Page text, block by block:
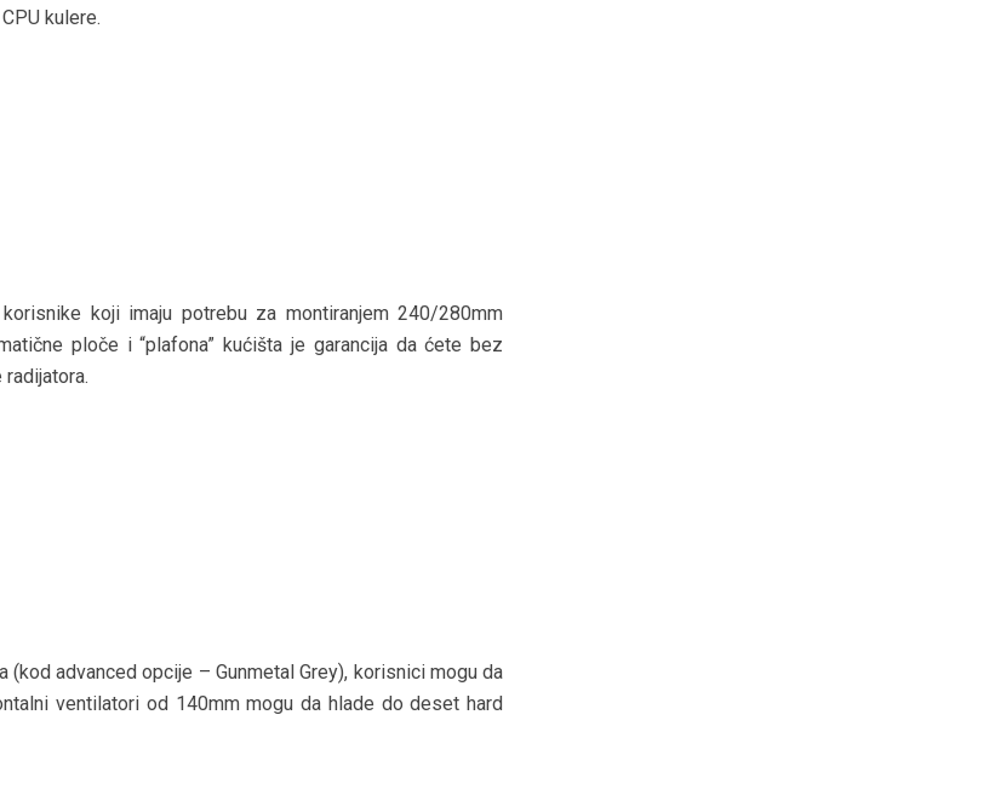
kulere.
koji imaju potrebu za montiranjem 240/280mm
ploče i “plafona” kućišta je garancija da ćete bez
advanced opcije – Gunmetal Grey), korisnici mogu da
ventilatori od 140mm mogu da hlade do deset hard